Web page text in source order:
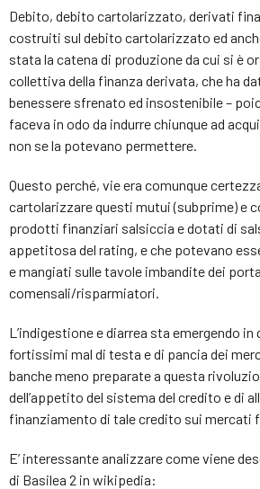
Debito, debito cartolarizzato, derivati
costruiti sul debito cartolarizzato ed
stata la catena di produzione da cui si è
collettiva della finanza derivata, che ha
benessere sfrenato ed insostenibile –
faceva in odo da indurre chiunque ad
non se la potevano permettere.
Questo perché, vie era comunque
cartolarizzare questi mutui (subprime) e
prodotti finanziari salsiccia e dotati di
appetitosa del rating, e che potevano
e mangiati sulle tavole imbandite dei
comensali/risparmiatori.
L’indigestione e diarrea sta emergendo in
fortissimi mal di testa e di pancia dei
banche meno preparate a questa
dell’appetito del sistema del credito e di
finanziamento di tale credito sui mercati
E’ interessante analizzare come viene
di Basilea 2 in wikipedia: